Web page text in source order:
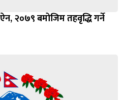
२०७९ बमोजिम तहवृद्धि गर्ने